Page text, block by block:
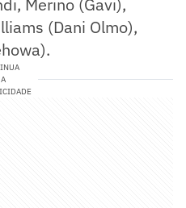
(Dani Olmo),